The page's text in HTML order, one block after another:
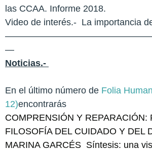
las CCAA. Informe 2018.
Video de interés.- La importancia
—
Noticias.-
En el último número de Folia
12)encontrarás
COMPRENSIÓN Y REPARACIÓN:
FILOSOFÍA DEL CUIDADO Y DEL
MARINA GARCÉS Síntesis: una